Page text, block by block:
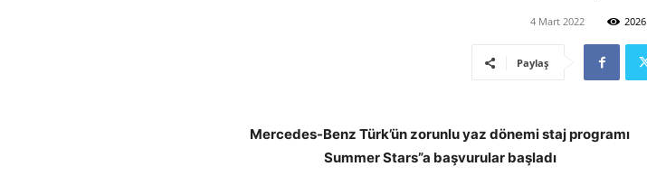
4 Mart 2022 2026
Paylaş
Mercedes-Benz Türk’ün zorunlu yaz dönemi staj programı
Summer Stars”a başvurular başladı